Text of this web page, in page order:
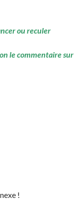
ou reculer
le commentaire sur
!